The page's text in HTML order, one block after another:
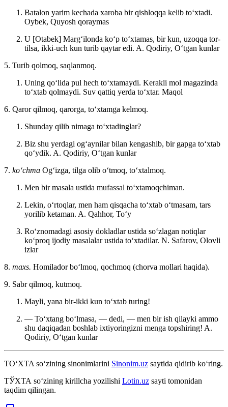
Batalon yarim kechada xaroba bir qishloqqa kelib toʻxtadi.
Oybek, Quyosh qoraymas
U [Otabek] Margʻilonda koʻp toʻxtamas, bir kun, uzoqqa tor-
tilsa, ikki-uch kun turib qaytar edi. A. Qodiriy, Oʻtgan kunlar
5. Turib qolmoq, saqlanmoq.
Uning qoʻlida pul hech toʻxtamaydi. Kerakli mol magazinda
toʻxtab qolmaydi. Suv qattiq yerda toʻxtar. Maqol
6. Qaror qilmoq, qarorga, toʻxtamga kelmoq.
Shunday qilib nimaga toʻxtadinglar?
Biz shu yerdagi ogʻaynilar bilan kengashib, bir gapga toʻxtab
qoʻydik. A. Qodiriy, Oʻtgan kunlar
7. koʻchma Ogʻizga, tilga olib oʻtmoq, toʻxtalmoq.
Men bir masala ustida mufassal toʻxtamoqchiman.
Lekin, oʻrtoqlar, men ham qisqacha toʻxtab oʻtmasam, tars
yorilib ketaman. A. Qahhor, Toʻy
Roʻznomadagi asosiy dokladlar ustida soʻzlagan notiqlar
koʻproq ijodiy masalalar ustida toʻxtadilar. N. Safarov, Olovli
izlar
8. maxs. Homilador boʻlmoq, qochmoq (chorva mollari haqida).
9. Sabr qilmoq, kutmoq.
Mayli, yana bir-ikki kun toʻxtab turing!
— Toʻxtang boʻlmasa, — dedi, — men bir ish qilayki ammo
shu daqiqadan boshlab ixtiyoringizni menga topshiring! A.
Qodiriy, Oʻtgan kunlar
TO‘XTA so‘zining sinonimlarini Sinonim.uz saytida qidirib ko‘ring.
ТЎХТА so‘zining kirillcha yozilishi Lotin.uz sayti tomonidan
taqdim qilingan.